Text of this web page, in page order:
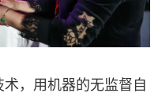
，用机器的无监督自